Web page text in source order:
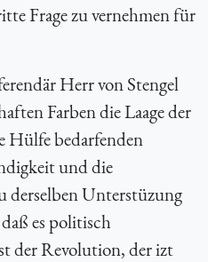
Frage zu vernehmen für
Herr von Stengel
Farben die Laage der
Hülfe bedarfenden
und die
derselben Unterstüzung
es politisch
der Revolution, der izt